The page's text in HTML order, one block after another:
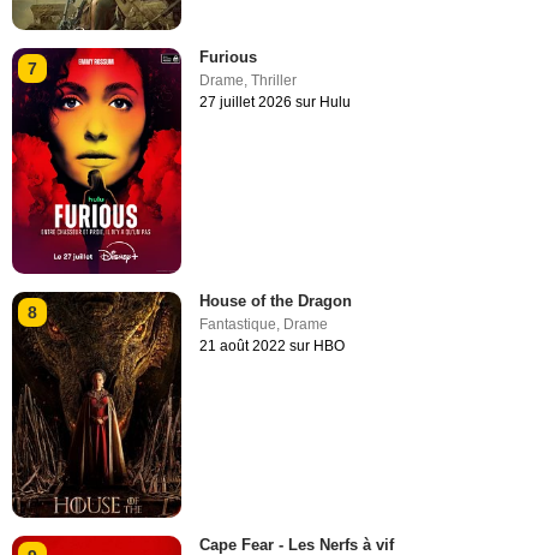
7
Furious
Drame ,Thriller
27 juillet 2026 sur Hulu
8
House of the Dragon
Fantastique, Drame
21 août 2022 sur HBO
Cape Fear - Les Nerfs à vif